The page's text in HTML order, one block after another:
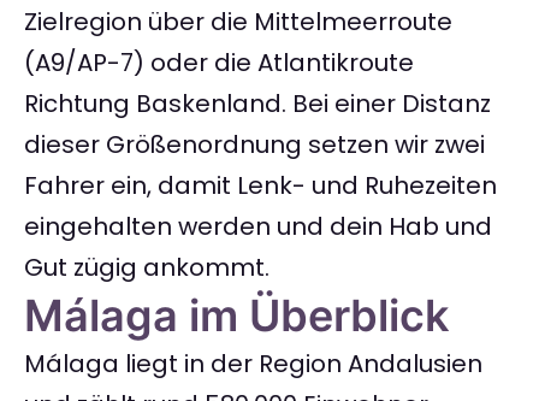
Zielregion über die Mittelmeerroute
(A9/AP-7) oder die Atlantikroute
Richtung Baskenland. Bei einer Distanz
dieser Größenordnung setzen wir zwei
Fahrer ein, damit Lenk- und Ruhezeiten
eingehalten werden und dein Hab und
Gut zügig ankommt.
Málaga im Überblick
Málaga liegt in der Region Andalusien